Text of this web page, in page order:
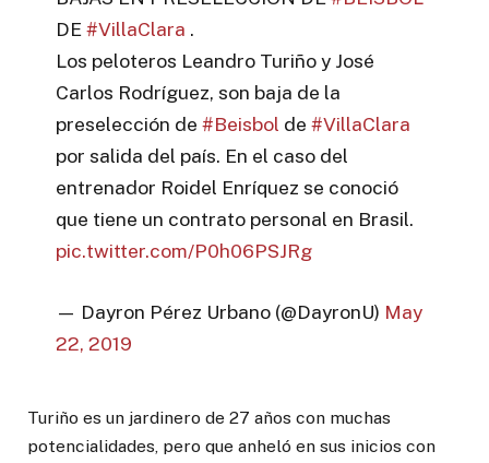
DE#VillaClara .
Los peloteros Leandro Turiño y José
Carlos Rodríguez, son baja de la
preselección de#Beisbol de#VillaClara
por salida del país. En el caso del
entrenador Roidel Enríquez se conoció
que tiene un contrato personal en Brasil.
pic.twitter.com/P0h06PSJRg
— Dayron Pérez Urbano (@DayronU) May
22, 2019
Turiño es un jardinero de 27 años con muchas
potencialidades, pero que anheló en sus inicios con